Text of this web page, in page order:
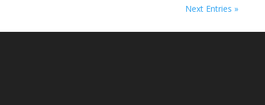
Next Entries »